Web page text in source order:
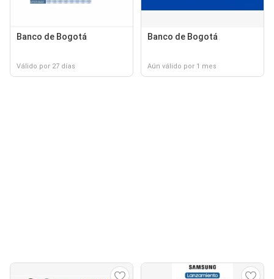
Banco de Bogotá
Válido por 27 días
Banco de Bogotá
Aún válido por 1 mes